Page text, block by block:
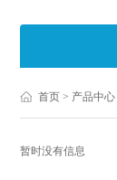
首页 > 产品中心
暂时没有信息